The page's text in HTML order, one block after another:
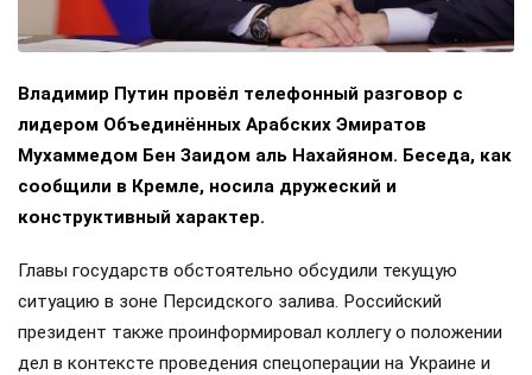
Владимир Путин провёл телефонный разговор с
лидером Объединённых Арабских Эмиратов
Мухаммедом Бен Заидом аль Нахайяном. Беседа, как
сообщили в Кремле, носила дружеский и
конструктивный характер.
Главы государств обстоятельно обсудили текущую
ситуацию в зоне Персидского залива. Российский
президент также проинформировал коллегу о положении
дел в контексте проведения спецоперации на Украине и